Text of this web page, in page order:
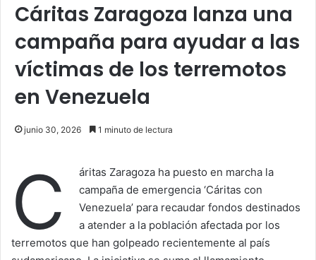
Cáritas Zaragoza lanza una
campaña para ayudar a las
víctimas de los terremotos
en Venezuela
junio 30, 2026 1 minuto de lectura
C
áritas Zaragoza ha puesto en marcha la
campaña de emergencia ‘Cáritas con
Venezuela’ para recaudar fondos destinados
a atender a la población afectada por los
terremotos que han golpeado recientemente al país